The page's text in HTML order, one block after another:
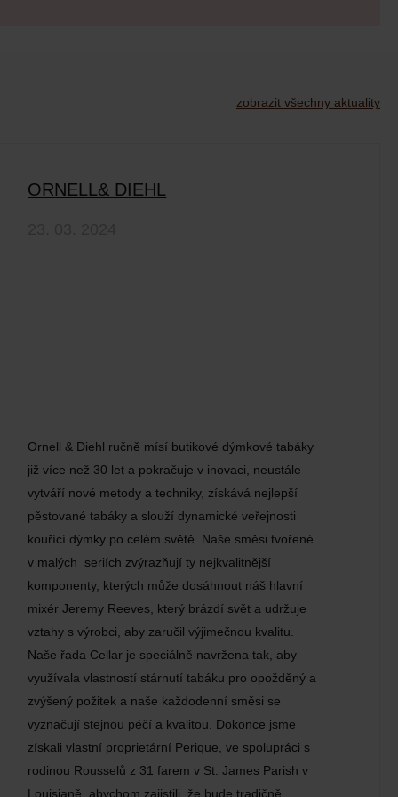
zobrazit všechny aktuality
ORNELL& DIEHL
Ornell & Diehl ručně mísí butikové dýmkové tabáky
již více než 30 let a pokračuje v inovaci, neustále
vytváří nové metody a techniky, získává nejlepší
pěstované tabáky a slouží dynamické veřejnosti
kouřící dýmky po celém světě. Naše směsi tvořené
v malých seriích zvýrazňují ty nejkvalitnější
komponenty, kterých může dosáhnout náš hlavní
mixér Jeremy Reeves, který brázdí svět a udržuje
vztahy s výrobci, aby zaručil výjimečnou kvalitu.
Naše řada Cellar je speciálně navržena tak, aby
využívala vlastností stárnutí tabáku pro opožděný a
zvýšený požitek a naše každodenní směsi se
vyznačují stejnou péčí a kvalitou. Dokonce jsme
získali vlastní proprietární Perique, ve spolupráci s
rodinou Rousselů z 31 farem v St. James Parish v
Louisianě, abychom zajistili, že bude tradičně